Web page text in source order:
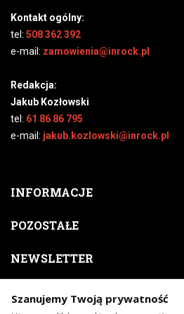
Kontakt ogólny:
tel: 508 362 392
e-mail: zamowienia@inrock.pl
Redakcja:
Jakub Kozłowski
tel: 61 86 86 795
e-mail: jakub.kozlowski@inrock.pl
INFORMACJE
POZOSTAŁE
NEWSLETTER
nowości, zapowiedzi, promocji, itp.
Szanujemy Twoją prywatność